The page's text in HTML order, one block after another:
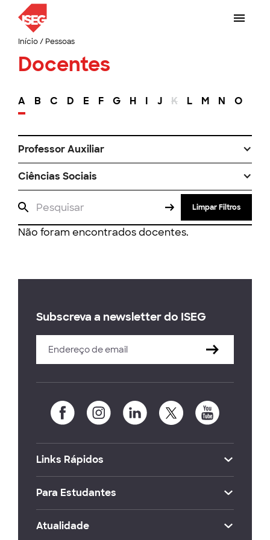
Início/ Pessoas
Docentes
A B C D E F G H I J K L M N O
Professor Auxiliar
Ciências Sociais
Limpar Filtros
Não foram encontrados docentes.
Subscreva a newsletter do ISEG
Links Rápidos
Para Estudantes
Atualidade